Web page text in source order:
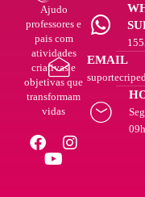
Ajudo
professores e
pais com
atividades
criativas e
objetivas que
transformam
vidas
EMAIL